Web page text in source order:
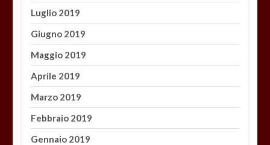
Luglio 2019
Giugno 2019
Maggio 2019
Aprile 2019
Marzo 2019
Febbraio 2019
Gennaio 2019